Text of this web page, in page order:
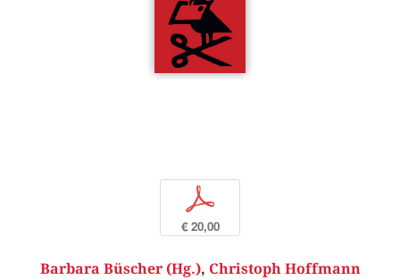
p
€ 20,00
Barbara Büscher (Hg.), Christoph Hoffmann